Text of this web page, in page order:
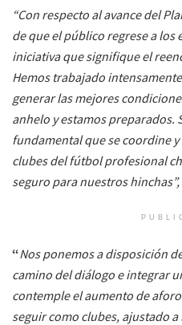
“Con respecto al avance del
de que el público regrese a los
iniciativa que signifique el
Hemos trabajado
generar las mejores
anhelo y estamos preparados.
fundamental que se coordine
clubes del fútbol profesional
seguro para nuestros hinchas”,
“Nos ponemos a disposición
camino del diálogo e integrar
contemple el aumento de
seguir como clubes, ajustado